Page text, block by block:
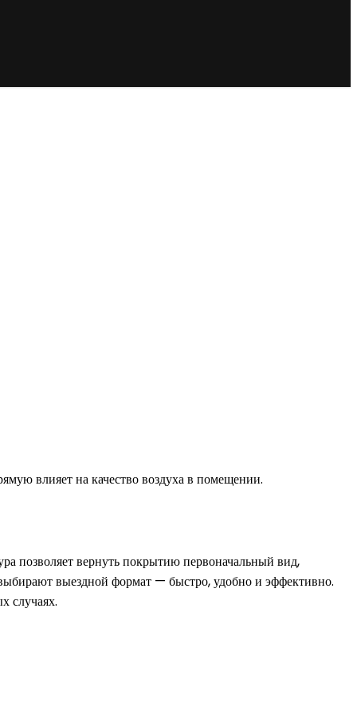
влияет на качество воздуха в помещении.
позволяет вернуть покрытию первоначальный вид,
выездной формат — быстро, удобно и эффективно.
случаях.